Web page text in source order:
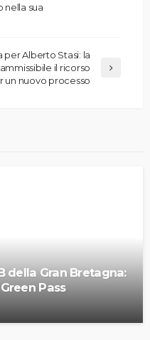
nella sua
Alberto Stasi: la
il ricorso
un nuovo processo
della Gran Bretagna:
Pass